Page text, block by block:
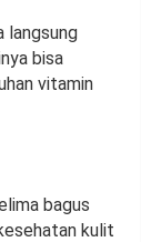
langsung
bisa
vitamin
bagus
kulit